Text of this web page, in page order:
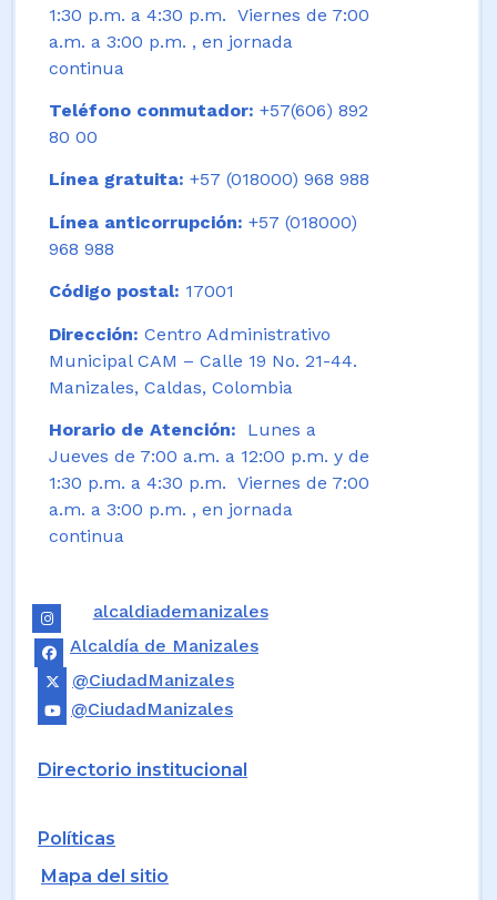
1:30 p.m. a 4:30 p.m. Viernes de 7:00
a.m. a 3:00 p.m. , en jornada
continua
Teléfono conmutador: +57(606) 892
80 00
Línea gratuita: +57 (018000) 968 988
Línea anticorrupción: +57 (018000)
968 988
Código postal: 17001
Dirección: Centro Administrativo
Municipal CAM – Calle 19 No. 21-44.
Manizales, Caldas, Colombia
Horario de Atención: Lunes a
Jueves de 7:00 a.m. a 12:00 p.m. y de
1:30 p.m. a 4:30 p.m. Viernes de 7:00
a.m. a 3:00 p.m. , en jornada
continua
alcaldiademanizales
Alcaldía de Manizales
@CiudadManizales
@CiudadManizales
Directorio institucional
Políticas
Mapa del sitio